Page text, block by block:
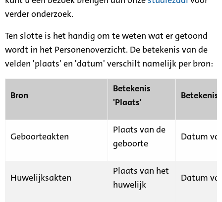
verder onderzoek.
Ten slotte is het handig om te weten wat er getoond
wordt in het Personenoverzicht. De betekenis van de
velden 'plaats' en 'datum' verschilt namelijk per bron:
Bron
Betekenis
'Plaats'
Geboorteakten
Plaats van de
geboorte
Datum
Huwelijksakten
Plaats van het
huwelijk
Datum